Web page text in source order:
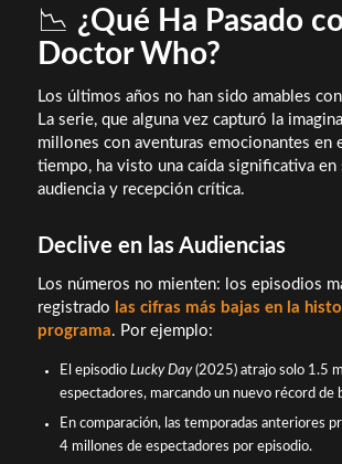
📉 ¿Qué Ha Pasado
Doctor Who?
Los últimos años no han sido amables con
La serie, que alguna vez capturó la
millones con aventuras emocionantes en
tiempo, ha visto una caída significativa en
audiencia y recepción crítica.
Declive en las Audiencias
Los números no mienten: los episodios
registrado las cifras más bajas en la
programa. Por ejemplo:
El episodio Lucky Day(2025) atrajo solo 1.5
espectadores, marcando un nuevo récord de
En comparación, las temporadas anteriores
4 millones de espectadores por episodio.